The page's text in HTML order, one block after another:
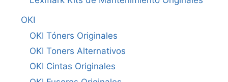
OKI
OKI Tóners Originales
OKI Toners Alternativos
OKI Cintas Originales